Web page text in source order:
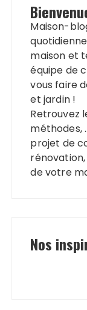
Maison-
maison et
équipe de
vous faire
et jardin !
Retrouvez
méthodes,
projet de
de votre
Nos